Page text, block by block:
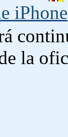
iPhone
la